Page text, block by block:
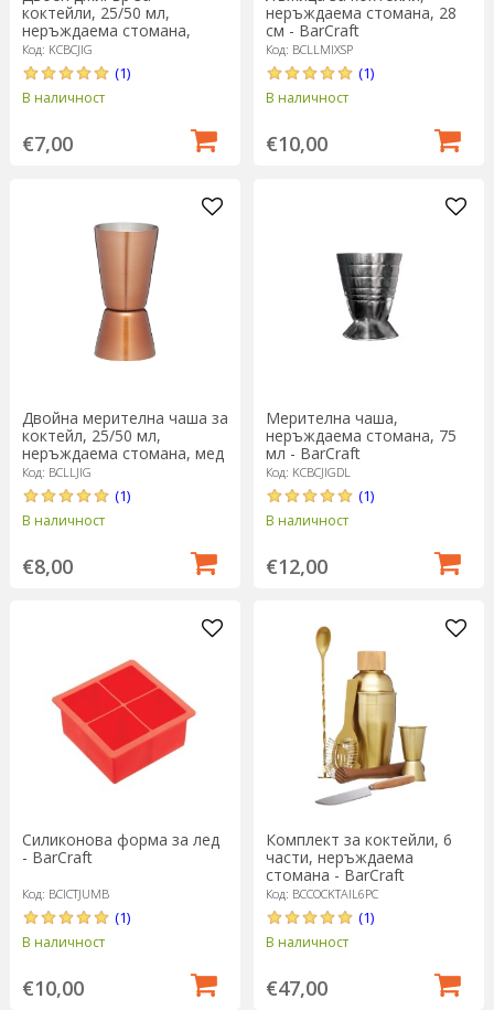
коктейли, 25/50 мл,
неръждаема стомана,
сребрист - BarCraft
Код: KCBCJIG
(1)
В наличност
€7,00
неръждаема стомана, 28
см - BarCraft
Код: BCLLMIXSP
(1)
В наличност
€10,00
Двойна мерителна чаша за
коктейл, 25/50 мл,
неръждаема стомана, мед
- BarCraft
Код: BCLLJIG
(1)
В наличност
€8,00
Мерителна чаша,
неръждаема стомана, 75
мл - BarCraft
Код: KCBCJIGDL
(1)
В наличност
€12,00
Силиконова форма за лед
- BarCraft
Код: BCICTJUMB
(1)
В наличност
€10,00
Комплект за коктейли, 6
части, неръждаема
стомана - BarCraft
Код: BCCOCKTAIL6PC
(1)
В наличност
€47,00